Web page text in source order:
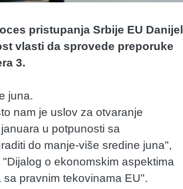
pristupanja Srbije EU Danijel
vlasti da sprovede preporuke
3.
juna.
nam je uslov za otvaranje
u potpunosti sa
do manje-više sredine juna",
o ekonomskim aspektima
pravnim tekovinama EU".